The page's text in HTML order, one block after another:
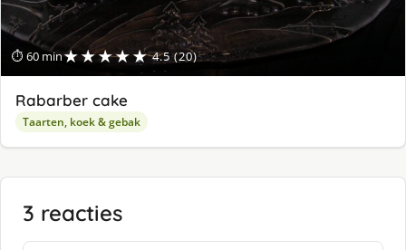
⏱ 60 min★★★★★ 4.5 (20)
Rabarber cake
Taarten, koek & gebak
3 reacties